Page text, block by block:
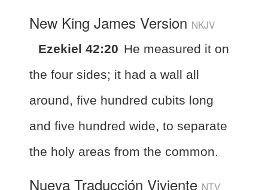
New King James Version NKJV
Ezekiel 42:20 He measured it on
the four sides; it had a wall all
around, five hundred cubits long
and five hundred wide, to separate
the holy areas from the common.
Nueva Traducción Viviente NTV